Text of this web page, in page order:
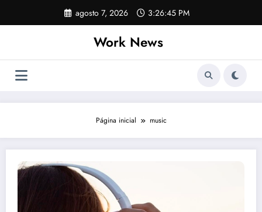
o
agosto 7, 2026 3:26:46 PM
Work News
Página inicial music